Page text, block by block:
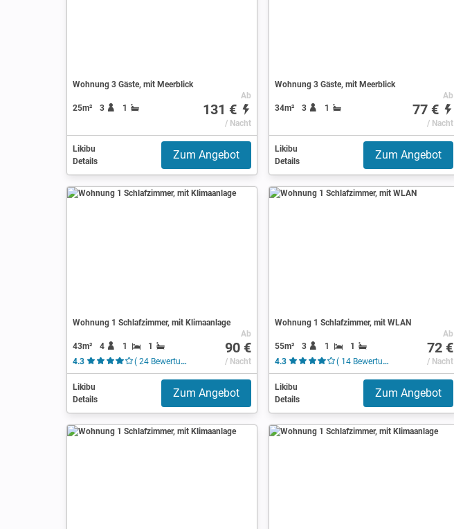
Wohnung 3 Gäste, mit Meerblick
25m² 3 1
Ab
131 €
/ Nacht
Likibu
Details
Zum Angebot
Wohnung 3 Gäste, mit Meerblick
34m² 3 1
Ab
77 €
/ Nacht
Likibu
Details
Zum Angebot
Wohnung 1 Schlafzimmer, mit Klimaanlage
43m² 4 1
1
4.3
( 24 Bewertungen )
Ab
90 €
/ Nacht
Likibu
Details
Zum Angebot
Wohnung 1 Schlafzimmer, mit WLAN
55m² 3 1
1
4.3
( 14 Bewertungen )
Ab
72 €
/ Nacht
Likibu
Details
Zum Angebot